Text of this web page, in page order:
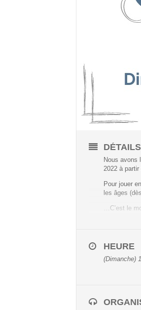
Nous avons
2022 à partir
Pour jouer
les âges
…C’est le
HEURE
(Dimanche)